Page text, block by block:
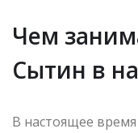
Чем
Сытин в
В настоящее